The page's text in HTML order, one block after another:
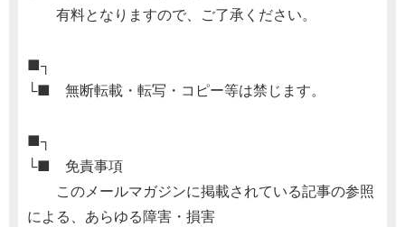
有料となりますので、ご了承ください。
■┐
└■ 無断転載・転写・コピー等は禁じます。
■┐
└■ 免責事項
このメールマガジンに掲載されている記事の参照
による、あらゆる障害・損害